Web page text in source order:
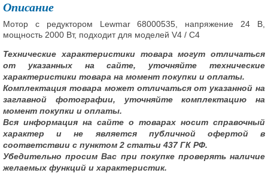
Описание
Мотор с редуктором Lewmar 68000535, напряжение 24 В,
мощность 2000 Вт, подходит для моделей V4 / C4
Технические характеристики товара могут отличаться
от указанных на сайте, уточняйте технические
характеристики товара на момент покупки и оплаты.
Комплектация товара может отличаться от указанной на
заглавной фотографии, уточняйте комплектацию на
момент покупки и оплаты.
Вся информация на сайте о товарах носит справочный
характер и не является публичной офертой в
соответствии с пунктом 2 статьи 437 ГК РФ.
Убедительно просим Вас при покупке проверять наличие
желаемых функций и характеристик.